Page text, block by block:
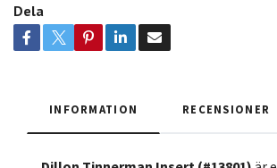
Dela
INFORMATION RECENSIONER